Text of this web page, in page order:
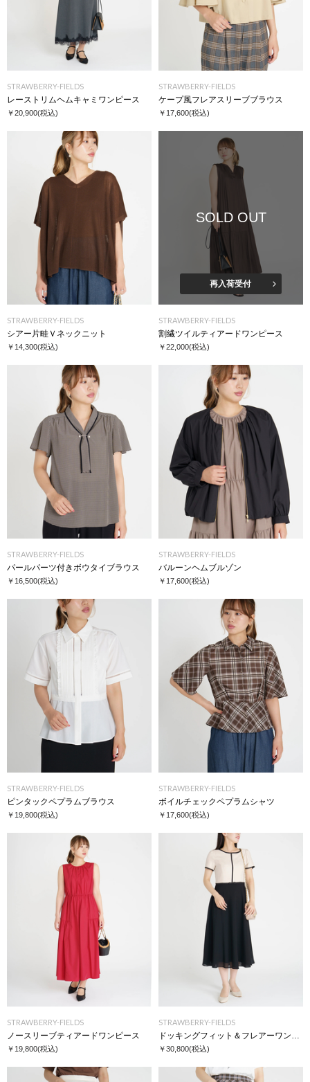
STRAWBERRY-FIELDS
レーストリムヘムキャミワンピース
￥20,900(税込)
STRAWBERRY-FIELDS
ケープ風フレアスリーブブラウス
￥17,600(税込)
STRAWBERRY-FIELDS
シアー片畦Ｖネックニット
￥14,300(税込)
SOLD OUT
再入荷受付
STRAWBERRY-FIELDS
割繊ツイルティアードワンピース
￥22,000(税込)
STRAWBERRY-FIELDS
パールパーツ付きボウタイブラウス
￥16,500(税込)
STRAWBERRY-FIELDS
バルーンヘムブルゾン
￥17,600(税込)
STRAWBERRY-FIELDS
ピンタックペプラムブラウス
￥19,800(税込)
STRAWBERRY-FIELDS
ボイルチェックペプラムシャツ
￥17,600(税込)
STRAWBERRY-FIELDS
ノースリーブティアードワンピース
￥19,800(税込)
STRAWBERRY-FIELDS
￥30,800(税込)